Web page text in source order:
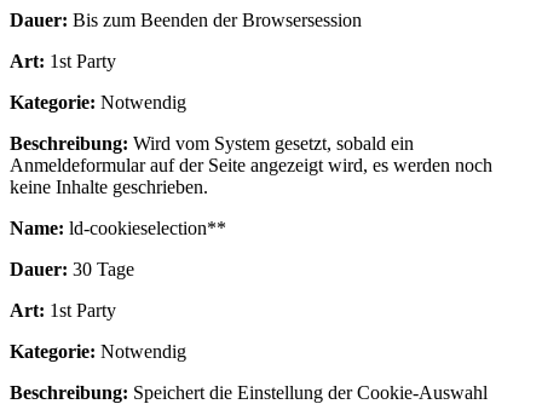
Dauer: Bis zum Beenden der Browsersession
Art: 1st Party
Kategorie: Notwendig
Beschreibung: Wird vom System gesetzt, sobald ein
Anmeldeformular auf der Seite angezeigt wird, es werden noch
keine Inhalte geschrieben.
Name: ld-cookieselection**
Dauer: 30 Tage
Art: 1st Party
Kategorie: Notwendig
Beschreibung: Speichert die Einstellung der Cookie-Auswahl